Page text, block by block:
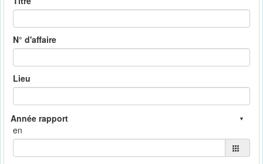
N° d'affaire
Lieu
en